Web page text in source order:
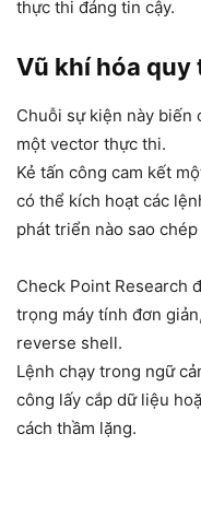
thực thi đáng tin cậy.
Vũ khí hóa quy
Chuỗi sự kiện này biến
một vector thực thi.
Kẻ tấn công cam kết
có thể kích hoạt các
phát triển nào sao
Check Point Research
trọng máy tính đơn
reverse shell.
Lệnh chạy trong ngữ
công lấy cắp dữ liệu
cách thầm lặng.